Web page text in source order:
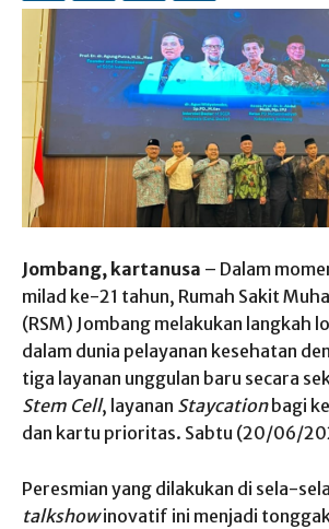
Jombang, kartanusa – Dalam
milad ke-21 tahun, Rumah Sakit
(RSM) Jombang melakukan langkah
dalam dunia pelayanan kesehatan
tiga layanan unggulan baru secara
Stem Cell, layanan Staycationbagi
dan kartu prioritas. Sabtu (20/06/
Peresmian yang dilakukan di sela-
talkshowinovatif ini menjadi